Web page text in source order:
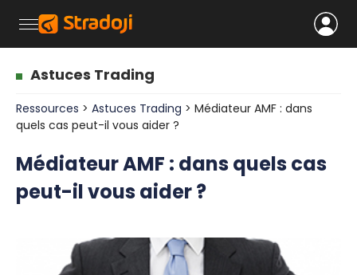
Astuces Trading
Ressources > Astuces Trading > Médiateur AMF : dans
quels cas peut-il vous aider ?
Médiateur AMF : dans quels cas
peut-il vous aider ?